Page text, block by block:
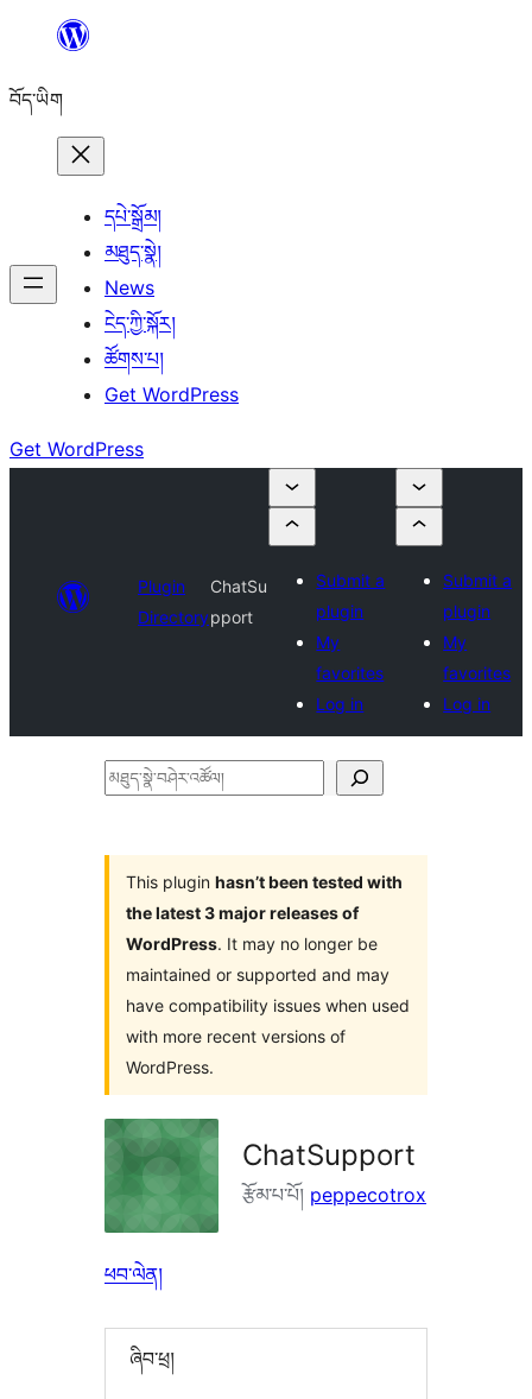
content
བོད་ཡིག
དཔེ་སྒྲོམ།
མཐུད་སྣེ།
News
ངེད་ཀྱི་སྐོར།
ཚོགས་པ།
Get WordPress
Get WordPress
Plugin
Directory
ChatSu
pport
Submit a
plugin
My
favorites
Log in
Submit a
plugin
My
favorites
Log in
མཐུད་
འཚོལ།
This plugin hasn’t been tested with
the latest 3 major releases of
WordPress. It may no longer be
maintained or supported and may
have compatibility issues when used
with more recent versions of
WordPress.
ChatSupport
རྩོམ་པ་པོ། peppecotrox
ཕབ་ལེན།
ཞིབ་ཕྲ།